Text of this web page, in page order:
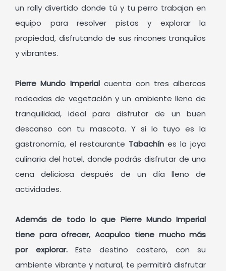
un rally divertido donde tú y tu perro trabajan en
equipo para resolver pistas y explorar la
propiedad, disfrutando de sus rincones tranquilos
y vibrantes.
Pierre Mundo Imperialcuenta con tres albercas
rodeadas de vegetación y un ambiente lleno de
tranquilidad, ideal para disfrutar de un buen
descanso con tu mascota. Y si lo tuyo es la
gastronomía, el restaurante Tabachín es la joya
culinaria del hotel, donde podrás disfrutar de una
cena deliciosa después de un día lleno de
actividades.
Además de todo lo que Pierre Mundo Imperial
tiene para ofrecer, Acapulco tiene mucho más
por explorar.Este destino costero, con su
ambiente vibrante y natural, te permitirá disfrutar